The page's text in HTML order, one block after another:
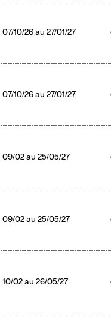
07/10/26au 27/01/27
07/10/26au 27/01/27
09/02au 25/05/27
09/02au 25/05/27
10/02au 26/05/27